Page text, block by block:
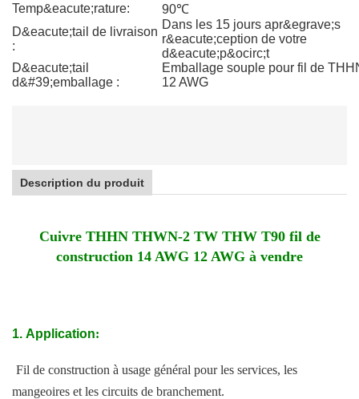
Temp&eacute;rature:
90℃
D&eacute;tail de livraison
:
Dans les 15 jours apr&egrave;s
r&eacute;ception de votre
d&eacute;p&ocirc;t
D&eacute;tail
d&#39;emballage :
Emballage souple pour fil de
12 AWG
Description du produit
Cuivre THHN THWN-2 TW THW T90 fil de
construction 14 AWG 12 AWG à vendre
1. Application:
Fil de construction à usage général pour les services, les
mangeoires et les circuits de branchement.